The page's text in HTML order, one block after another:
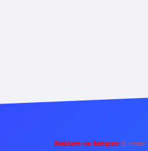
Reklam ve İletişim: E-mail: